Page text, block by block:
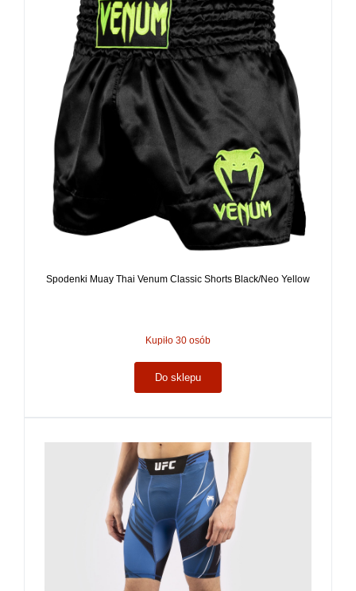
Spodenki Muay Thai Venum Classic Shorts Black/Neo Yellow
Kupiło 30 osób
Do sklepu